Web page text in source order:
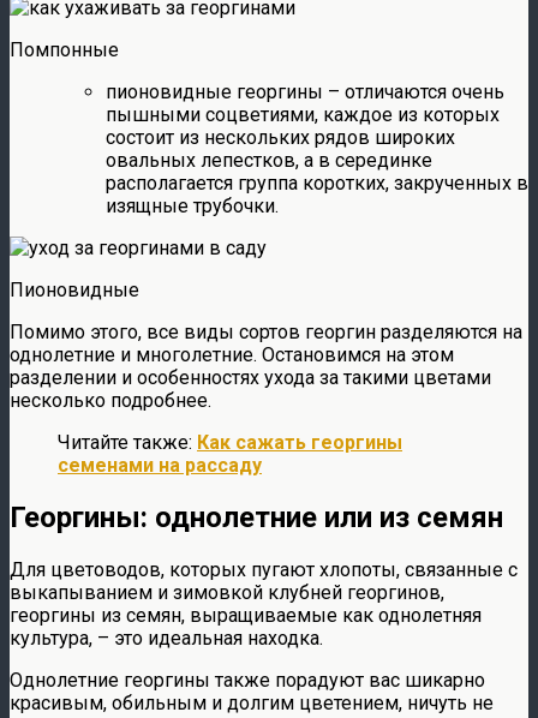
Помпонные
пионовидные георгины – отличаются очень
пышными соцветиями, каждое из которых
состоит из нескольких рядов широких
овальных лепестков, а в серединке
располагается группа коротких, закрученных в
изящные трубочки.
Пионовидные
Помимо этого, все виды сортов георгин разделяются на
однолетние и многолетние. Остановимся на этом
разделении и особенностях ухода за такими цветами
несколько подробнее.
Читайте также: Как сажать георгины
семенами на рассаду
Георгины: однолетние или из семян
Для цветоводов, которых пугают хлопоты, связанные с
выкапыванием и зимовкой клубней георгинов,
георгины из семян, выращиваемые как однолетняя
культура, – это идеальная находка.
Однолетние георгины также порадуют вас шикарно
красивым, обильным и долгим цветением, ничуть не